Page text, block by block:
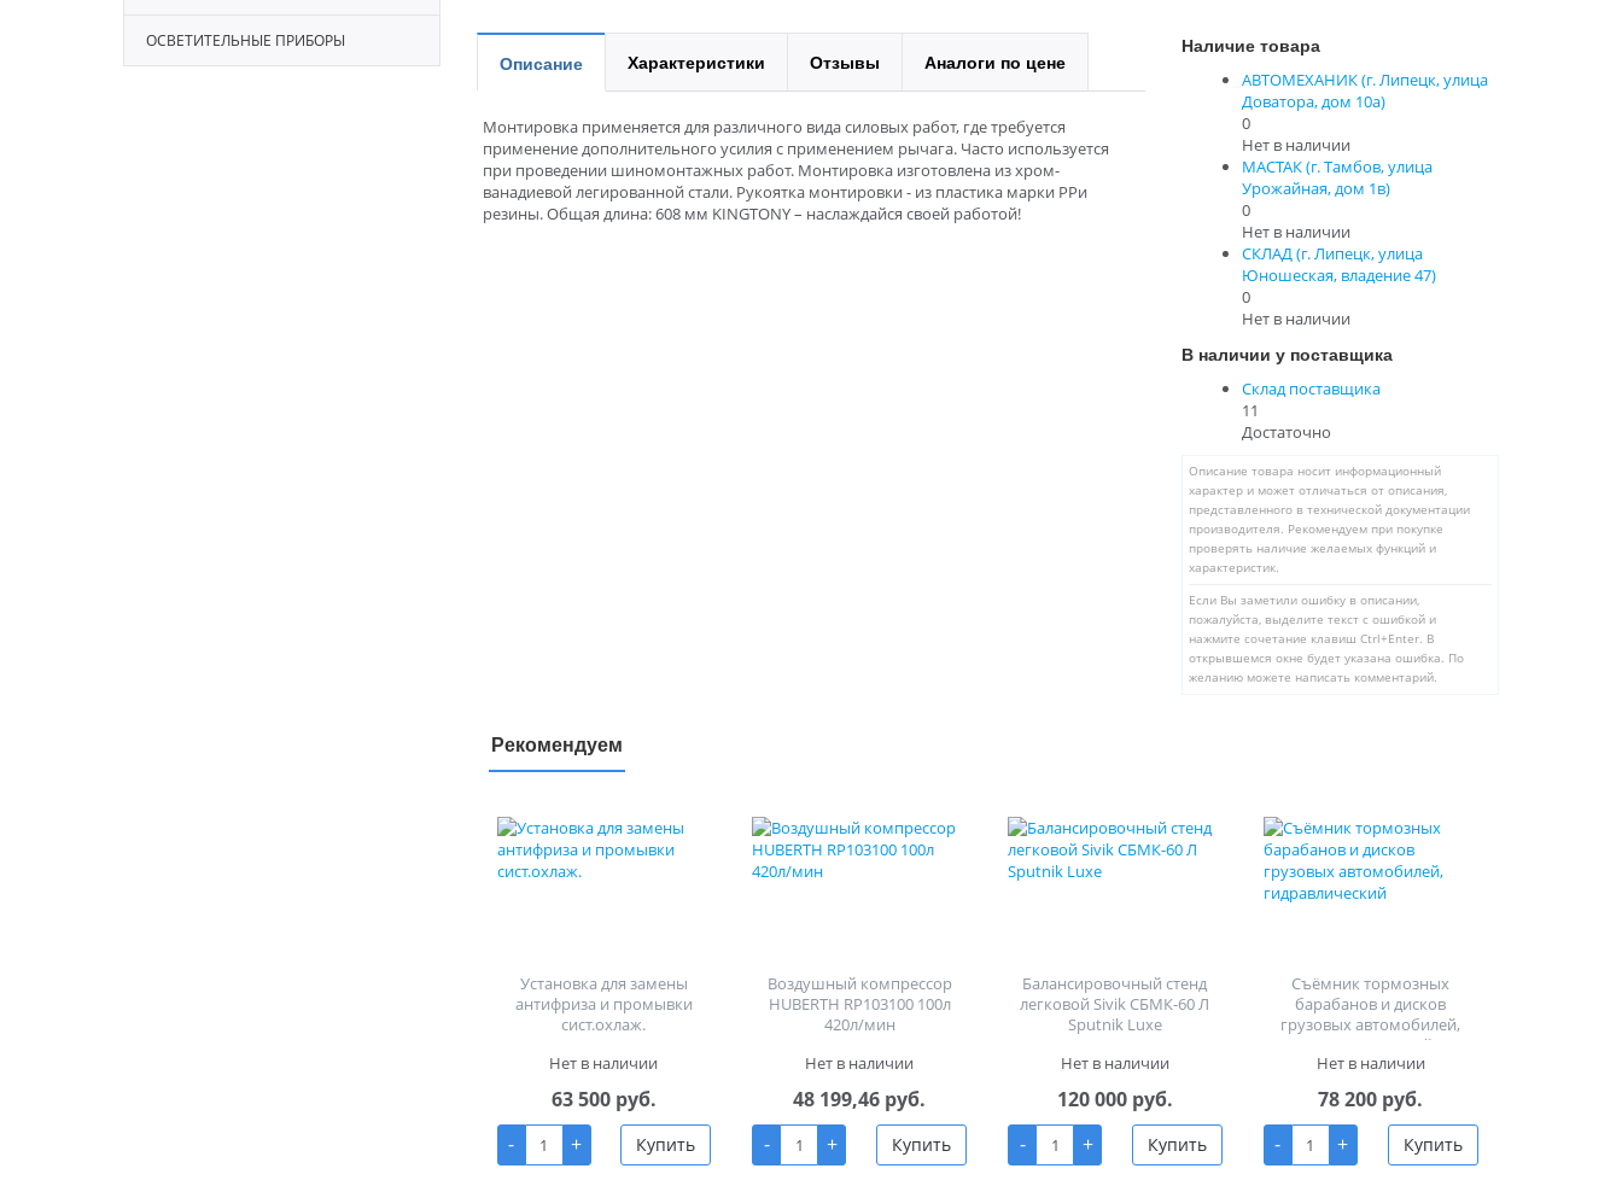
ОСВЕТИТЕЛЬНЫЕ ПРИБОРЫ
Описание Характеристики Отзывы Аналоги по цене
Монтировка применяется для различного вида силовых работ, где требуется
применение дополнительного усилия с применением рычага. Часто используется
при проведении шиномонтажных работ. Монтировка изготовлена из хром-
ванадиевой легированной стали. Рукоятка монтировки - из пластика марки PPи
резины. Общая длина: 608 мм KINGTONY – наслаждайся своей работой!
Наличие товара
АВТОМЕХАНИК (г. Липецк, улица
Доватора, дом 10а)
0
Нет в наличии
МАСТАК (г. Тамбов, улица
Урожайная, дом 1в)
0
Нет в наличии
СКЛАД (г. Липецк, улица
Юношеская, владение 47)
0
Нет в наличии
В наличии у поставщика
Склад поставщика
11
Достаточно
Описание товара носит информационный
характер и может отличаться от описания,
представленного в технической документации
производителя. Рекомендуем при покупке
проверять наличие желаемых функций и
характеристик.
Если Вы заметили ошибку в описании,
пожалуйста, выделите текст с ошибкой и
нажмите сочетание клавиш Ctrl+Enter. В
открывшемся окне будет указана ошибка. По
желанию можете написать комментарий.
Рекомендуем
Установка для замены
антифриза и промывки
сист.охлаж.
Нет в наличии
63 500 руб.
-
+ Купить
Воздушный компрессор
HUBERTH RP103100 100л
420л/мин
Нет в наличии
48 199,46 руб.
-
+ Купить
Балансировочный стенд
легковой Sivik СБМК-60 Л
Sputnik Luxe
Нет в наличии
120 000 руб.
-
+ Купить
Съёмник тормозных
барабанов и дисков
грузовых автомобилей,
гидравлический
Нет в наличии
78 200 руб.
-
+ Купить